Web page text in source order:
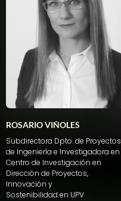
ROSARIO VIÑOLES
Subdirectora Dpto. de Proyectos
de Ingeniería e Investigadora en
Centro de Investigación en
Dirección de Proyectos,
Innovación y
Sostenibilidad en UPV